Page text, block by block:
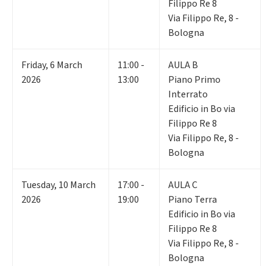
Filippo Re 8
Via Filippo Re, 8 -
Bologna
Friday,6 March
2026
11:00 -
13:00
AULA B
Piano Primo
Interrato
Edificio in Bo via
Filippo Re 8
Via Filippo Re, 8 -
Bologna
Tuesday, 10 March
2026
17:00 -
19:00
AULA C
Piano Terra
Edificio in Bo via
Filippo Re 8
Via Filippo Re, 8 -
Bologna